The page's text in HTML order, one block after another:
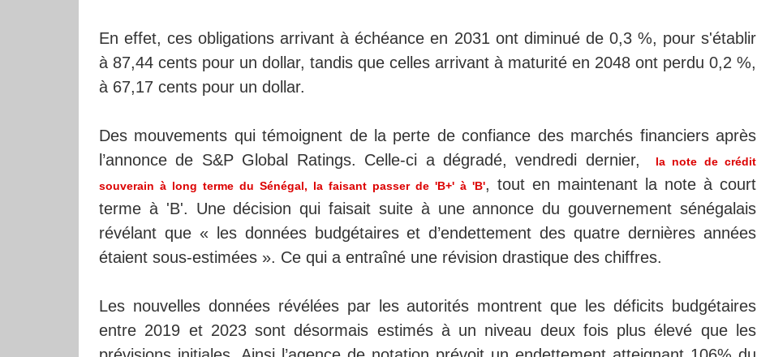
En effet, ces obligations arrivant à échéance en 2031 ont diminué de 0,3 %, pour s'établir
à 87,44 cents pour un dollar, tandis que celles arrivant à maturité en 2048 ont perdu 0,2 %,
à 67,17 cents pour un dollar.
Des mouvements qui témoignent de la perte de confiance des marchés financiers après
l’annonce de S&P Global Ratings. Celle-ci a dégradé, vendredi dernier,
la note de crédit
souverain à long terme du Sénégal, la faisant passer de 'B+' à 'B', tout en maintenant la note à court
terme à 'B'. Une décision qui faisait suite à une annonce du gouvernement sénégalais
révélant que « les données budgétaires et d’endettement des quatre dernières années
étaient sous-estimées ». Ce qui a entraîné une révision drastique des chiffres.
Les nouvelles données révélées par les autorités montrent que les déficits budgétaires
entre 2019 et 2023 sont désormais estimés à un niveau deux fois plus élevé que les